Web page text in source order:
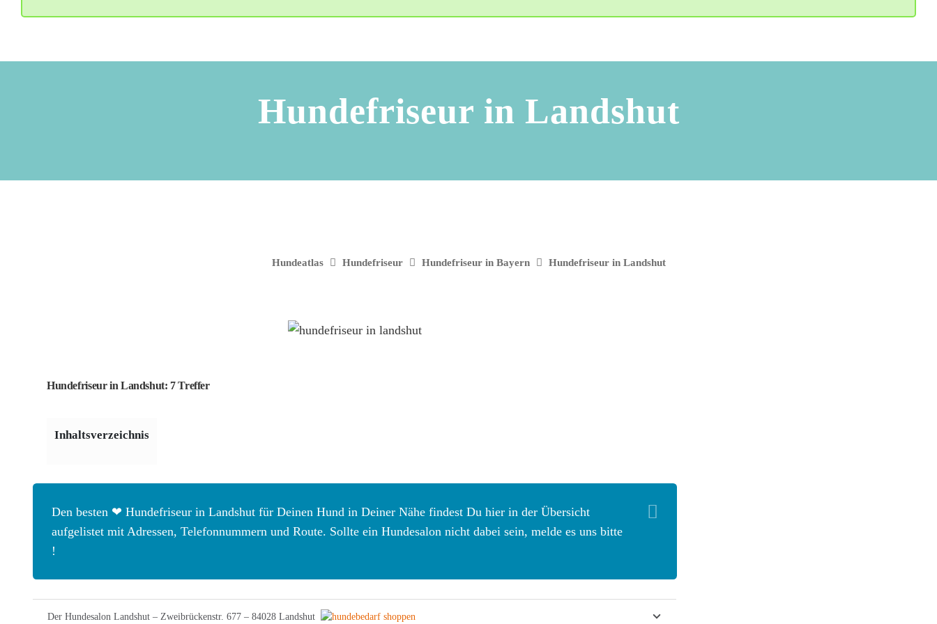
Hundefriseur in Landshut
Hundeatlas Hundefriseur Hundefriseur in Bayern Hundefriseur in Landshut
Hundefriseur in Landshut: 7 Treffer
Inhaltsverzeichnis
Den besten ❤ Hundefriseur in Landshut für Deinen Hund in Deiner Nähe findest Du hier in der Übersicht
aufgelistet mit Adressen, Telefonnummern und Route. Sollte ein Hundesalon nicht dabei sein, melde es uns bitte
!
Der Hundesalon Landshut – Zweibrückenstr. 677 – 84028 Landshut